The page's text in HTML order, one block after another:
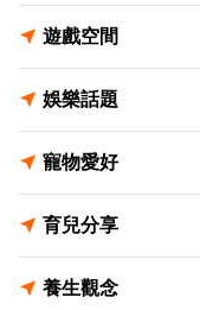
遊戲空間
娛樂話題
寵物愛好
育兒分享
養生觀念